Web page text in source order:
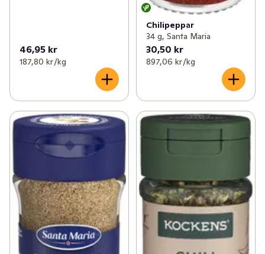
46,95 kr
187,80 kr /kg
Chilipeppar
34 g, Santa Maria
30,50 kr
897,06 kr /kg